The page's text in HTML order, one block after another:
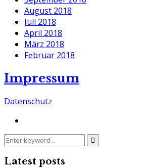
August 2018
Juli 2018
April 2018
März 2018
Februar 2018
Impressum
Datenschutz
Search
for:
Search
Latest posts